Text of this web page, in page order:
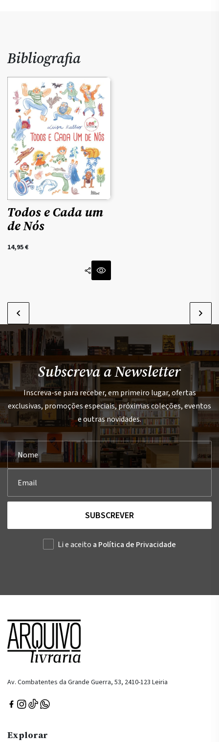
Bibliografia
Todos e Cada um
de Nós
14,95€
Subscreva a Newsletter
Inscreva-se para receber, em primeiro lugar, ofertas
exclusivas, promoções especiais, próximas coleções, eventos
e outras novidades.
SUBSCREVER
Li e aceito a Política de Privacidade
Av. Combatentes da Grande Guerra, 53, 2410-123 Leiria
Explorar